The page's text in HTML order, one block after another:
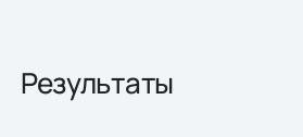
Результаты